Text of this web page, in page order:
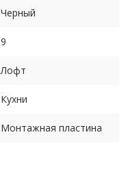
Черный
9
Лофт
Кухни
Монтажная пластина